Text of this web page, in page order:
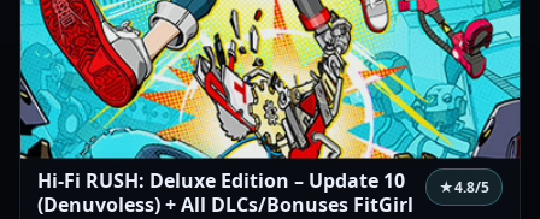
Hi-Fi RUSH: Deluxe Edition – Update 10
(Denuvoless) + All DLCs/Bonuses FitGirl
★4.8/5